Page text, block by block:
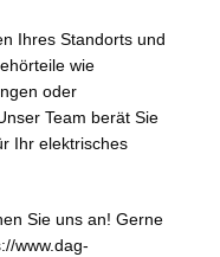
Ihres Standorts und
wie
oder
Team berät Sie
Ihr elektrisches
Sie uns an! Gerne
www.dag-